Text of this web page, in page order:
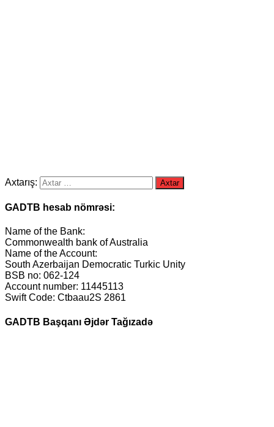
Axtarış:
GADTB hesab nömrəsi:
Name of the Bank:
Commonwealth bank of Australia
Name of the Account:
South Azerbaijan Democratic Turkic Unity
BSB no: 062-124
Account number: 11445113
Swift Code: Ctbaau2S 2861
GADTB Başqanı Əjdər Tağızadə